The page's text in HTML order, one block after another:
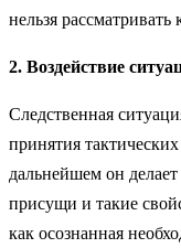
нельзя
2. Воздействие
Следственная
принятия
дальнейшем он
присущи и такие
как осознанная